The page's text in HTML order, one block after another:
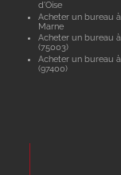
d'Oise
Acheter un bureau
Marne
Acheter un bureau
(75003)
Acheter un bureau
(97400)